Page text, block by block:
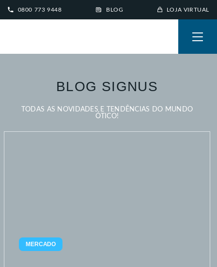
0800 773 9448 BLOG LOJA VIRTUAL
BLOG SIGNUS
TODAS AS NOVIDADES E TENDÊNCIAS DO MUNDO
ÓTICO!
MERCADO